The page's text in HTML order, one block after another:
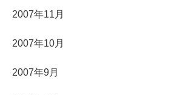
2007年11月
2007年10月
2007年9月